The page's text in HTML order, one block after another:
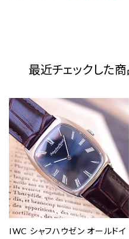
最近チェックした
IWC シャフハウゼン オールドイ